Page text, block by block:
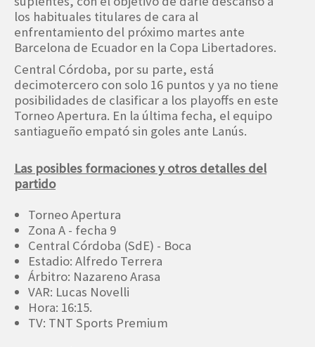
los habituales titulares de cara al
enfrentamiento del próximo martes ante
Barcelona de Ecuador en la Copa Libertadores.
Central Córdoba, por su parte, está
decimotercero con solo 16 puntos y ya no tiene
posibilidades de clasificar a los playoffs en este
Torneo Apertura. En la última fecha, el equipo
santiagueño empató sin goles ante Lanús.
Las posibles formaciones y otros detalles del
partido
Torneo Apertura
Zona A - fecha 9
Central Córdoba (SdE) - Boca
Estadio: Alfredo Terrera
Árbitro: Nazareno Arasa
VAR: Lucas Novelli
Hora: 16:15.
TV: TNT Sports Premium